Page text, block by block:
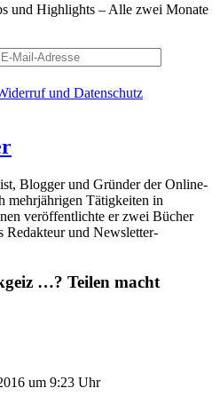
und Highlights – Alle zwei Monate
und Datenschutz
Blogger und Gründer der Online-
mehrjährigen Tätigkeiten in
veröffentlichte er zwei Bücher
Redakteur und Newsletter-
…? Teilen macht
um 9:23 Uhr